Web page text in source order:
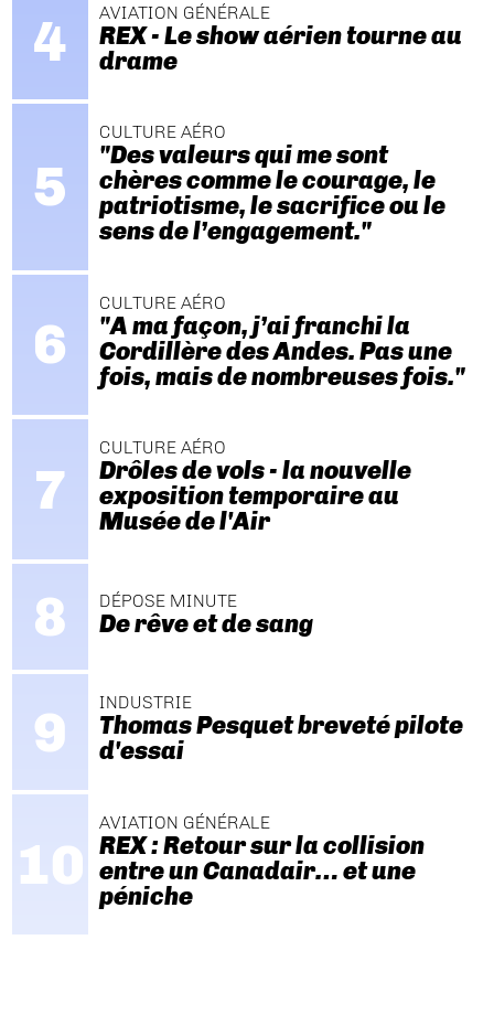
AVIATION GÉNÉRALE
REX - Le show aérien tourne au
drame
CULTURE AÉRO
"Des valeurs qui me sont
chères comme le courage, le
patriotisme, le sacrifice ou le
sens de l’engagement."
CULTURE AÉRO
"A ma façon, j’ai franchi la
Cordillère des Andes. Pas une
fois, mais de nombreuses fois."
CULTURE AÉRO
Drôles de vols - la nouvelle
exposition temporaire au
Musée de l'Air
DÉPOSE MINUTE
De rêve et de sang
INDUSTRIE
Thomas Pesquet breveté pilote
d'essai
AVIATION GÉNÉRALE
REX : Retour sur la collision
entre un Canadair… et une
péniche